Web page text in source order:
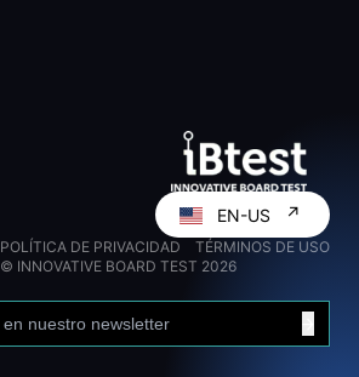
EN-US ↗
POLÍTICA DE PRIVACIDAD
TÉRMINOS DE USO
© INNOVATIVE BOARD TEST 2026